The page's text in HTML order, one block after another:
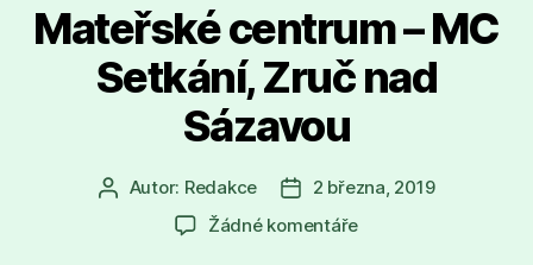
Mateřské centrum – MC
Setkání, Zruč nad
Sázavou
Autor
příspěvku
Autor: Redakce
Datum
příspěvku
2 března, 2019
Žádné komentářeu